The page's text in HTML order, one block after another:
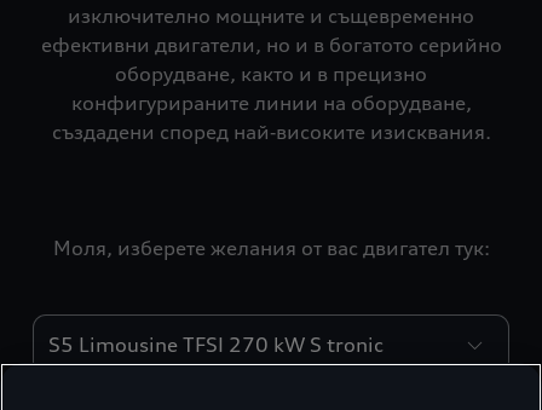
изключително мощните и същевременно
ефективни двигатели, но и в богатото серийно
оборудване, както и в прецизно
конфигурираните линии на оборудване,
създадени според най‑високите изисквания.
Моля, изберете желания от вас двигател тук:
Двигатели